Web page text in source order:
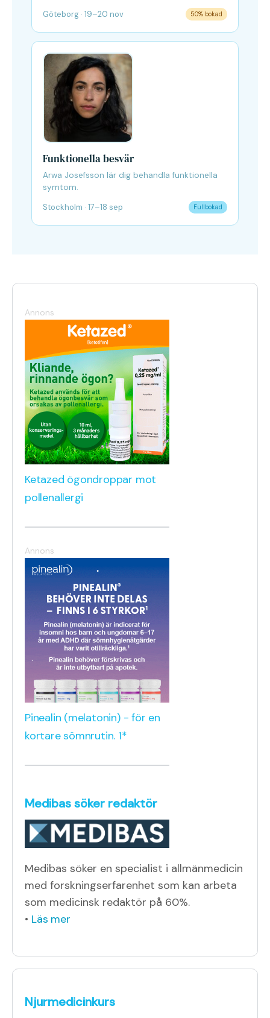
Göteborg · 19–20 nov 50% bokad
Funktionella besvär
Arwa Josefsson lär dig behandla funktionella
symtom.
Stockholm · 17–18 sep
Fullbokad
Annons
Ketazed ögondroppar mot
pollenallergi
Annons
Pinealin (melatonin) - för en
kortare sömnrutin. 1*
Medibas söker redaktör
Medibas söker en specialist i allmänmedicin
med forskningserfarenhet som kan arbeta
som medicinsk redaktör på 60%.
• Läs mer
Njurmedicinkurs